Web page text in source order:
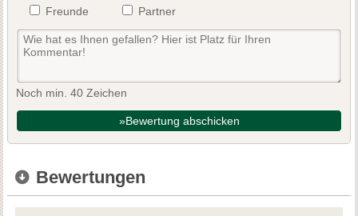
Freunde
Partner
Noch min. 40 Zeichen
»Bewertung abschicken
Bewertungen